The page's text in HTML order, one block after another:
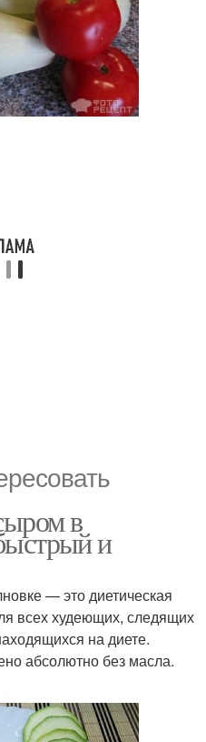
в
и
— это диетическая
всех худеющих, следящих
на диете.
абсолютно без масла.